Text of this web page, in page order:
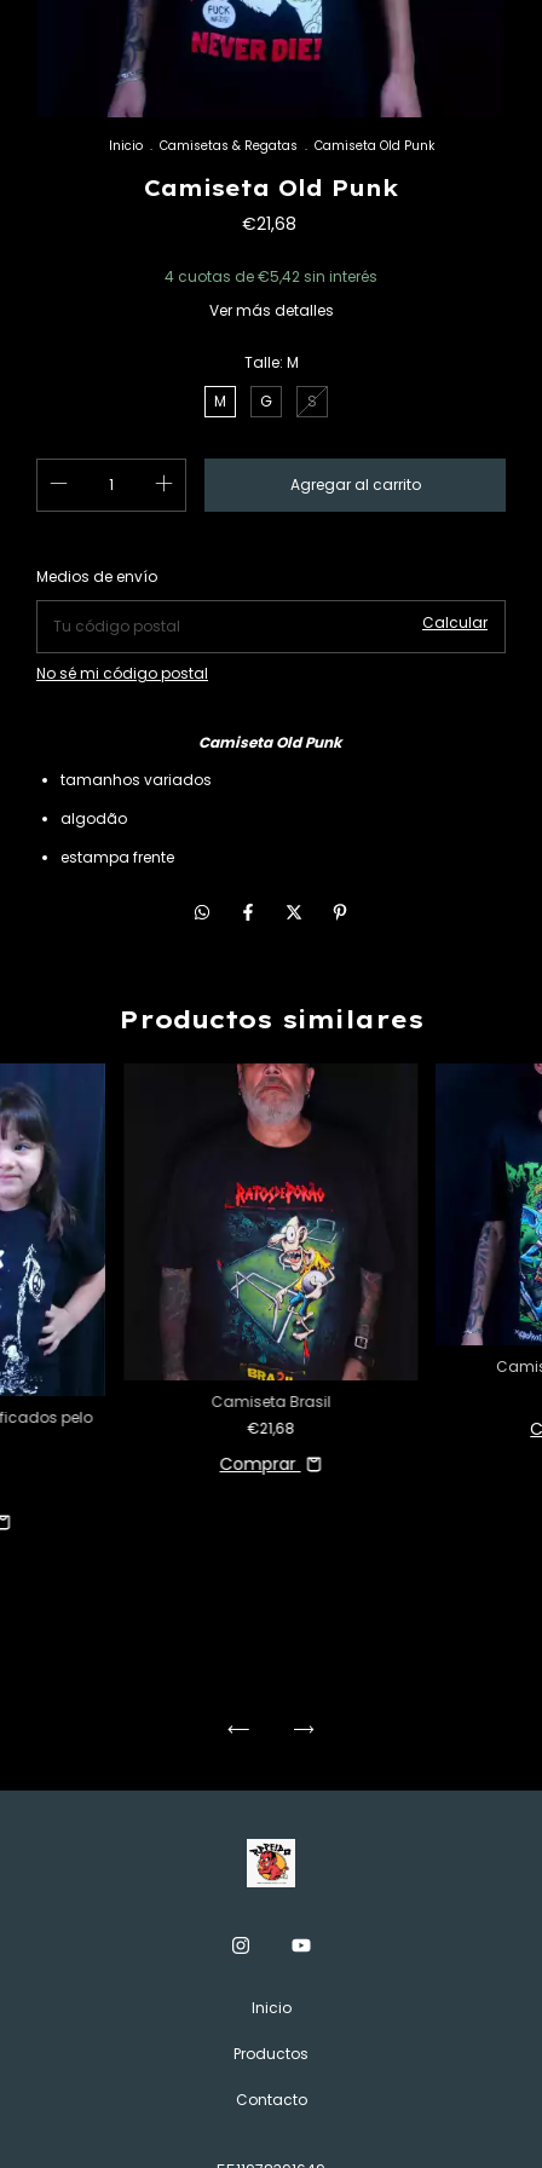
Inicio . Camisetas & Regatas . Camiseta Old Punk
Camiseta Old Punk
€21,68
4 cuotas de€5,42 sin interés
Ver más detalles
Talle: M
M
G S
Entregas para el CP:
Medios de envío
Calcular
No sé mi código postal
Camiseta Old Punk
tamanhos variados
algodão
estampa frente
Productos similares
pelo
Camiseta Brasil
€21,68
Comprar
Inicio
Productos
Contacto